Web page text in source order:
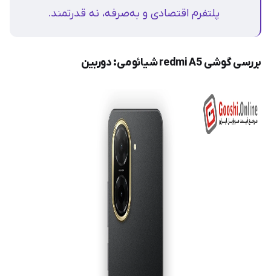
پلتفرم اقتصادی و به‌صرفه، نه قدرتمند.
بررسی گوشی redmi A5 شیائومی: دوربین